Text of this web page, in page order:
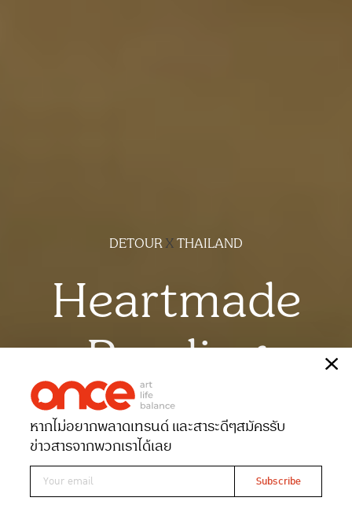
DETOURXTHAILAND
Heartmade
Reading
เรื่องสุธาสินี สุทธะโส
Date 06-01-2023Views 21311
หากไม่อยากพลาดเทรนด์ และสาระดีๆสมัครรับ
ข่าวสารจากพวกเราได้เลย